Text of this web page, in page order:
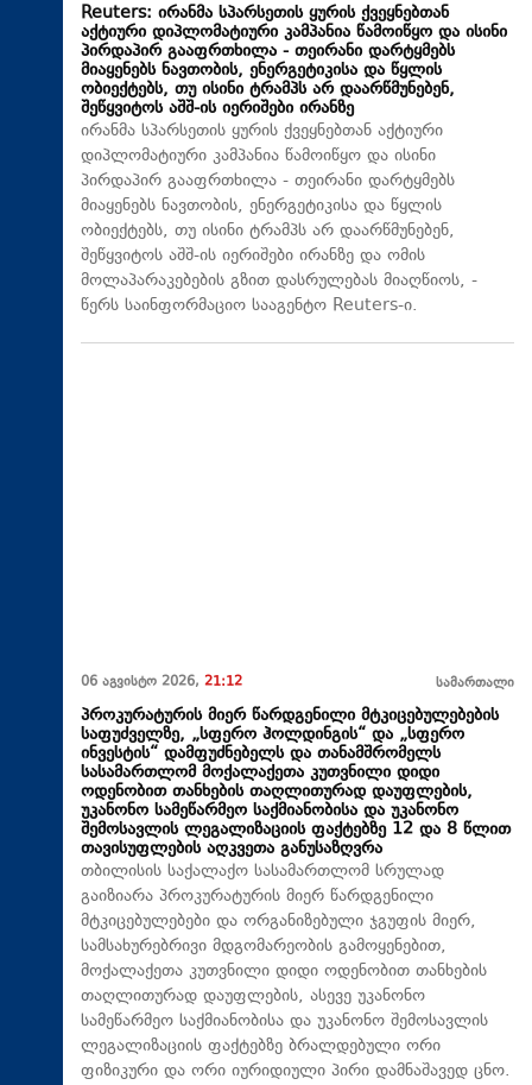
Reuters: ირანმა სპარსეთის ყურის ქვეყნებთან
აქტიური დიპლომატიური კამპანია წამოიწყო და ისინი
პირდაპირ გააფრთხილა - თეირანი დარტყმებს
მიაყენებს ნავთობის, ენერგეტიკისა და წყლის
ობიექტებს, თუ ისინი ტრამპს არ დაარწმუნებენ,
შეწყვიტოს აშშ-ის იერიშები ირანზე
ირანმა სპარსეთის ყურის ქვეყნებთან აქტიური
დიპლომატიური კამპანია წამოიწყო და ისინი
პირდაპირ გააფრთხილა - თეირანი დარტყმებს
მიაყენებს ნავთობის, ენერგეტიკისა და წყლის
ობიექტებს, თუ ისინი ტრამპს არ დაარწმუნებენ,
შეწყვიტოს აშშ-ის იერიშები ირანზე და ომის
მოლაპარაკებების გზით დასრულებას მიაღწიოს, -
წერს საინფორმაციო სააგენტო Reuters-ი.
06 აგვისტო 2026, 21:12 სამართალი
პროკურატურის მიერ წარდგენილი მტკიცებულებების
საფუძველზე, „სფერო ჰოლდინგის“ და „სფერო
ინვესტის“ დამფუძნებელს და თანამშრომელს
სასამართლომ მოქალაქეთა კუთვნილი დიდი
ოდენობით თანხების თაღლითურად დაუფლების,
უკანონო სამეწარმეო საქმიანობისა და უკანონო
შემოსავლის ლეგალიზაციის ფაქტებზე 12 და 8 წლით
თავისუფლების აღკვეთა განუსაზღვრა
თბილისის საქალაქო სასამართლომ სრულად
გაიზიარა პროკურატურის მიერ წარდგენილი
მტკიცებულებები და ორგანიზებული ჯგუფის მიერ,
სამსახურებრივი მდგომარეობის გამოყენებით,
მოქალაქეთა კუთვნილი დიდი ოდენობით თანხების
თაღლითურად დაუფლების, ასევე უკანონო
სამეწარმეო საქმიანობისა და უკანონო შემოსავლის
ლეგალიზაციის ფაქტებზე ბრალდებული ორი
ფიზიკური და ორი იურიდიული პირი დამნაშავედ ცნო.